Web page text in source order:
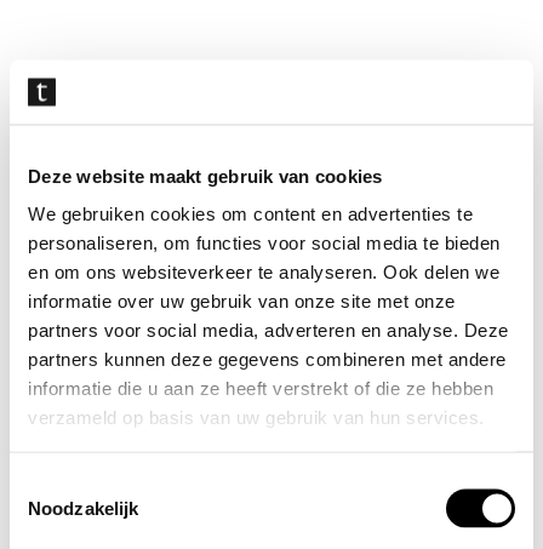
Deze website maakt gebruik van cookies
We gebruiken cookies om content en advertenties te
personaliseren, om functies voor social media te bieden
en om ons websiteverkeer te analyseren. Ook delen we
informatie over uw gebruik van onze site met onze
partners voor social media, adverteren en analyse. Deze
partners kunnen deze gegevens combineren met andere
informatie die u aan ze heeft verstrekt of die ze hebben
verzameld op basis van uw gebruik van hun services.
Noodzakelijk
overslaan